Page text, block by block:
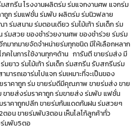
สกรีน โรงงานผลิตร่ม ร่มแจกงานศพ แจกร่ม
ถูก ร่มแฟชั่น ร่มพับ ผลิตร่ม ร่มนิวฟลาย
ร่มสนาม ร่มตอนเดียว ร่มไม้เท้า ร่มเด็ก ร่ม
ร่มสวย ของชำร่วยงานศพ ของชำร่วย ร่มร่ม
มากมายจัดจำหน่ายร่มทุกชนิด มีให้เลือกหลาก
คในการใช้งานทุกๆด้าน การันตี ขายร่มส่ง มี
ยาว ร่มไม้เท้า ร่มเด็ก ร่มสกรีน รับสกรีนร่ม
ารถเอาร่มไปแจก ร่มเหมาะที่จะเป็นของ
ราคาถูก ร่ม ขายร่มดีมีคุณภาพ ขายร่มส่ง ขาย
ขายส่งร่มราคาถูก ร่มขายส่ง ร่มพับ แฟชั่น
ราคาถูกปลีก ขายร่มกันแดดกันฝน ร่มสวยๆ
อน ขายร่มพับ3ตอน เห็นโลโก้ลูกค้าทั่ว
ร่มพับ5ตอ